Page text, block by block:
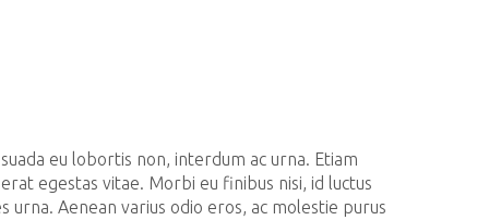
eu lobortis non, interdum ac urna. Etiam
egestas vitae. Morbi eu finibus nisi, id luctus
urna. Aenean varius odio eros, ac molestie purus